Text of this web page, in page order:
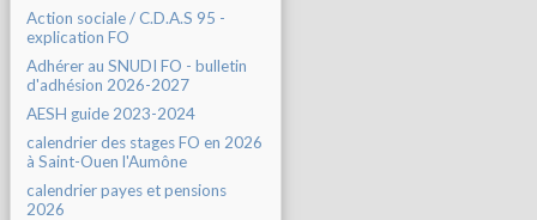
Action sociale / C.D.A.S 95 -
explication FO
Adhérer au SNUDI FO - bulletin
d'adhésion 2026-2027
AESH guide 2023-2024
calendrier des stages FO en 2026
à Saint-Ouen l'Aumône
calendrier payes et pensions
2026